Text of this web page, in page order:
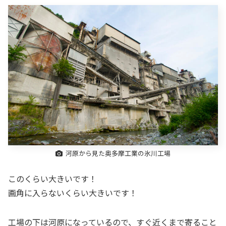
河原から見た奥多摩工業の氷川工場
このくらい大きいです！
画角に入らないくらい大きいです！
工場の下は河原になっているので、すぐ近くまで寄ること